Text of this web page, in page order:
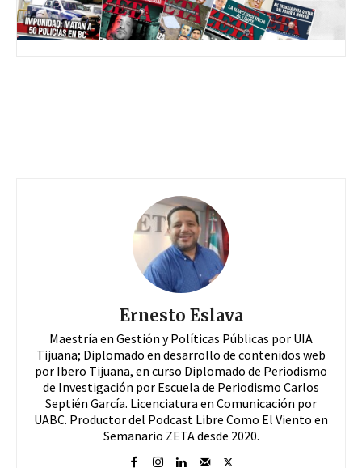
Ernesto Eslava
Maestría en Gestión y Políticas Públicas por UIA
Tijuana; Diplomado en desarrollo de contenidos web
por Ibero Tijuana, en curso Diplomado de Periodismo
de Investigación por Escuela de Periodismo Carlos
Septién García. Licenciatura en Comunicación por
UABC. Productor del Podcast Libre Como El Viento en
Semanario ZETA desde 2020.